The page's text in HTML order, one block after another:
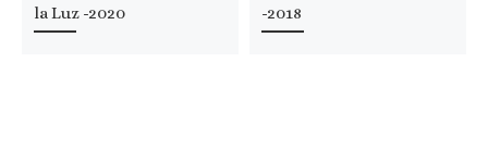
la Luz -2020
-2018